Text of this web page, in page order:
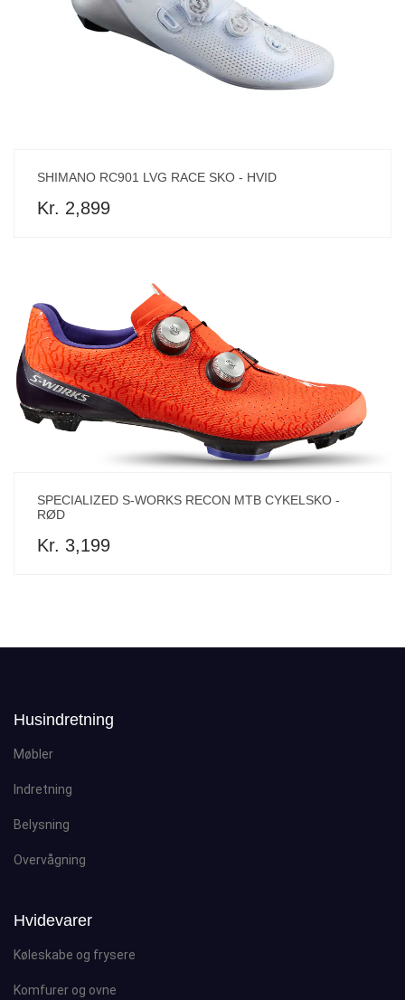
SHIMANO RC901 LVG RACE SKO - HVID
Kr. 2,899
SPECIALIZED S-WORKS RECON MTB CYKELSKO -
RØD
Kr. 3,199
Husindretning
Møbler
Indretning
Belysning
Overvågning
Hvidevarer
Køleskabe og frysere
Komfurer og ovne